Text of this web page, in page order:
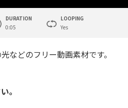
DURATION
0:05
LOOPING
Yes
などのフリー動画素材です。
。